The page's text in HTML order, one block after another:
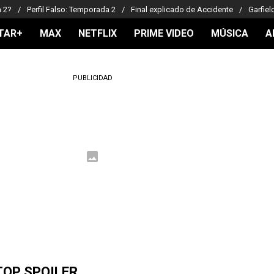
2? Perfil Falso: Temporada 2 Final explicado de Accidente
MAX NETFLIX PRIME VIDEO MÚSICA
PUBLICIDAD